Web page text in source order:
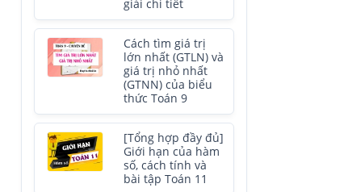
giải chi tiết
Cách tìm giá trị
lớn nhất (GTLN) và
giá trị nhỏ nhất
(GTNN) của biểu
thức Toán 9
[Tổng hợp đầy đủ]
Giới hạn của hàm
số, cách tính và
bài tập Toán 11